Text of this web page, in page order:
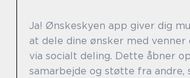
Ja! Ønskeskyen app giver dig
at dele dine ønsker med venner
via socialt deling. Dette åbner
samarbejde og støtte fra andre,